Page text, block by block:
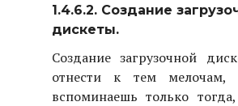
1.4.6.2. Создание
дискеты.
Создание загрузочной
отнести к тем мелочам,
вспоминаешь только